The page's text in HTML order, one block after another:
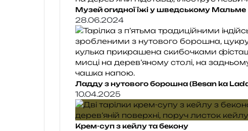
Музей огидної їжі у шведському Мальме
28.06.2024
Ладду з нутового борошна (Besan ka
10.04.2025
Крем-суп з кейлу та бекону